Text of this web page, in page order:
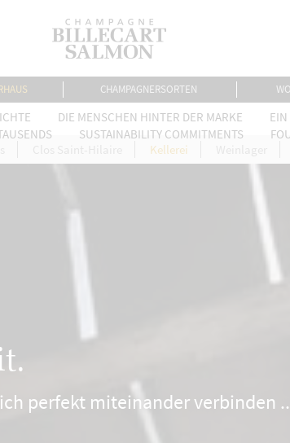
CHAMPAGNERSORTEN
DIE MENSCHEN HINTER DER MARKE
SUSTAINABILITY COMMITMENTS
Kellerei
perfekt miteinander verbinden